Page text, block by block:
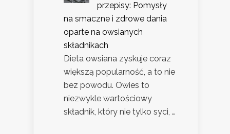
przepisy: Pomysły
na smaczne i zdrowe dania
oparte na owsianych
składnikach
Dieta owsiana zyskuje coraz
większą popularność, a to nie
bez powodu. Owies to
niezwykle wartościowy
składnik, który nie tylko syci, …